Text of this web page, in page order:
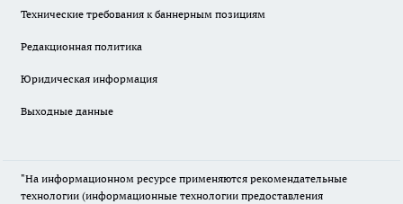
Технические требования к баннерным позициям
Редакционная политика
Юридическая информация
Выходные данные
"На информационном ресурсе применяются рекомендательные
технологии (информационные технологии предоставления